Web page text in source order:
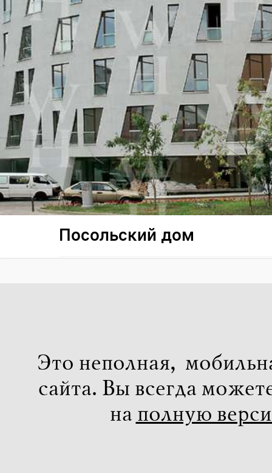
Посольский дом
Это неполная,
сайта. Вы всегда
на полную